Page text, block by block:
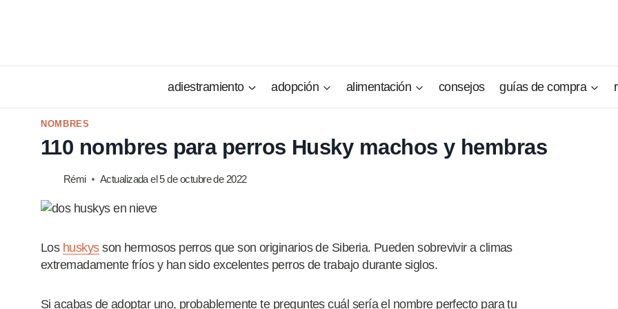
adiestramiento adopción alimentación consejos guías de compra
NOMBRES
110 nombres para perros Husky machos y hembras
Rémi Actualizada el5 de octubre de 2022
Los huskysson hermosos perros que son originarios de Siberia. Pueden sobrevivir a climas
extremadamente fríos y han sido excelentes perros de trabajo durante siglos.
Si acabas de adoptar uno, probablemente te preguntes cuál sería el nombre perfecto para tu